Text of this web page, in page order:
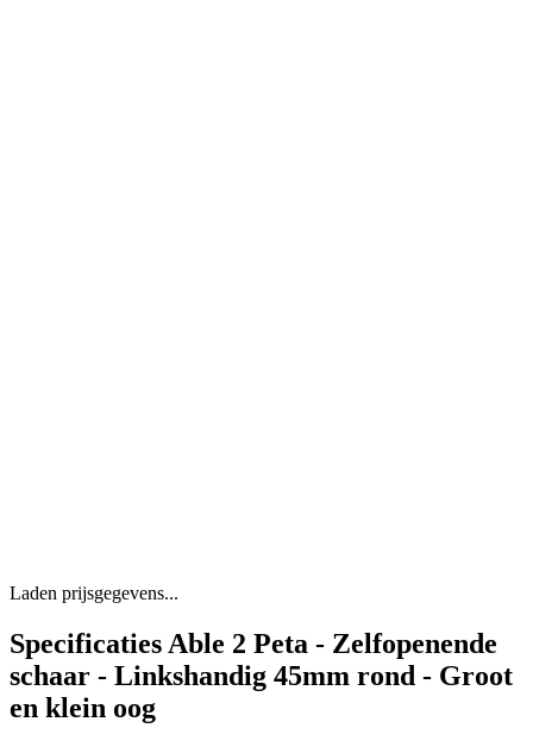
Laden prijsgegevens...
Specificaties Able 2 Peta - Zelfopenende
schaar - Linkshandig 45mm rond - Groot
en klein oog